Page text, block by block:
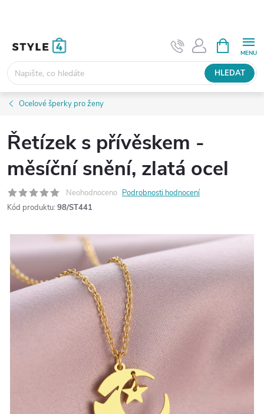
HLEDAT
NÁKUPNÍ
KOŠÍK
Ocelové šperky pro ženy
Řetízek s přívěskem -
měsíční snění, zlatá ocel
Neohodnoceno Podrobnosti hodnocení
Kód produktu: 98/ST441